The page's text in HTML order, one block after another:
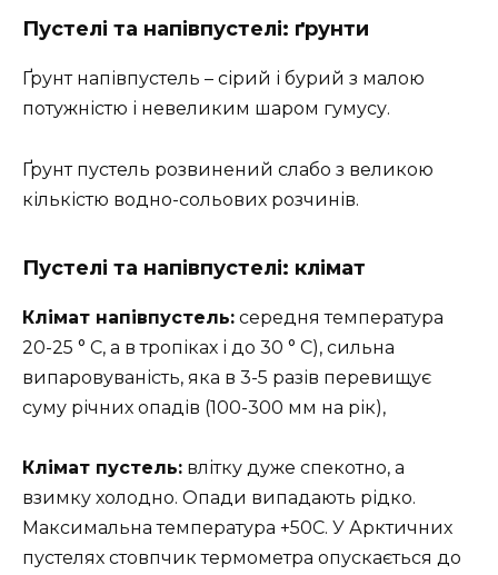
Пустелі та напівпустелі: ґрунти
Ґрунт напівпустель – сірий і бурий з малою
потужністю і невеликим шаром гумусу.
Ґрунт пустель розвинений слабо з великою
кількістю водно-сольових розчинів.
Пустелі та напівпустелі: клімат
Клімат напівпустель: середня температура
20-25 ° С, а в тропіках і до 30 ° С), сильна
випаровуваність, яка в 3-5 разів перевищує
суму річних опадів (100-300 мм на рік),
Клімат пустель: влітку дуже спекотно, а
взимку холодно. Опади випадають рідко.
Максимальна температура +50С. У Арктичних
пустелях стовпчик термометра опускається до